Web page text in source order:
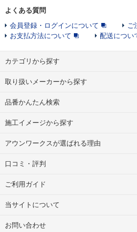
よくある質問
会員登録・ログインについて
ご
お支払方法について
配送につい
カテゴリから探す
取り扱いメーカーから探す
品番かんたん検索
施工イメージから探す
アウンワークスが選ばれる理由
口コミ・評判
ご利用ガイド
当サイトについて
お問い合わせ